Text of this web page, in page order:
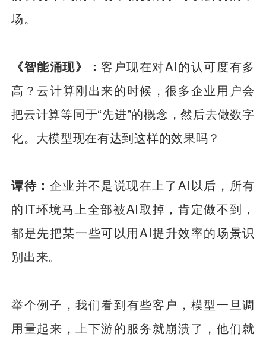
场。
《智能涌现》： 客户现在对AI的认可度有多
高？云计算刚出来的时候，很多企业用户会
把云计算等同于“先进”的概念，然后去做数字
化。大模型现在有达到这样的效果吗？
谭待： 企业并不是说现在上了AI以后，所有
的IT环境马上全部被AI取掉，肯定做不到，
都是先把某一些可以用AI提升效率的场景识
别出来。
举个例子，我们看到有些客户，模型一旦调
用量起来，上下游的服务就崩溃了，他们就